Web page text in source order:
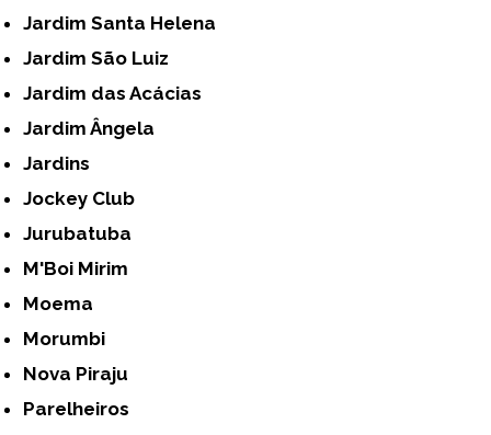
Jardim Santa Helena
Jardim São Luiz
Jardim das Acácias
Jardim Ângela
Jardins
Jockey Club
Jurubatuba
M'Boi Mirim
Moema
Morumbi
Nova Piraju
Parelheiros